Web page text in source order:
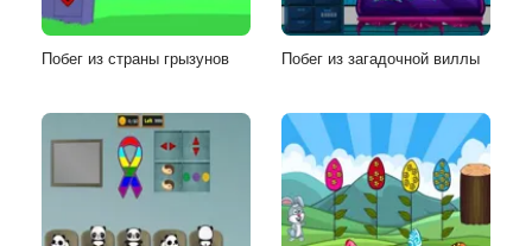
Побег из страны грызунов Побег из загадочной виллы